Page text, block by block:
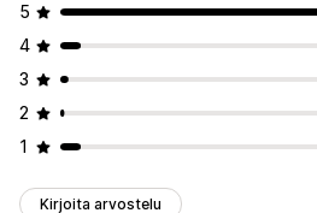
5
4
3
2
1
Kirjoita arvostelu